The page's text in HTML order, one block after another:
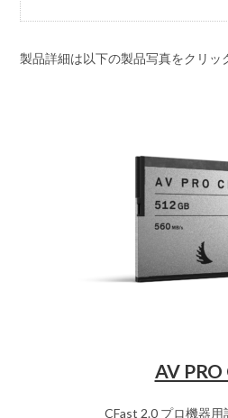
製品詳細は以下の製品写真をクリッ
AV PRO
CFast 2.0 プロ機器用